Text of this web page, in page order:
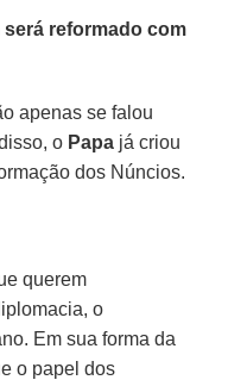
reformado com
apenas se falou
o Papa já criou
dos Núncios.
querem
o
Em sua forma da
o papel dos